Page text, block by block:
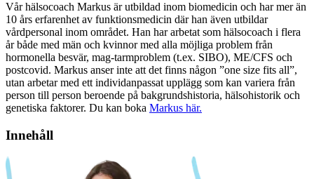
Vår hälsocoach Markus är utbildad inom biomedicin och har mer än
10 års erfarenhet av funktionsmedicin där han även utbildar
vårdpersonal inom området. Han har arbetat som hälsocoach i flera
år både med män och kvinnor med alla möjliga problem från
hormonella besvär, mag-tarmproblem (t.ex. SIBO), ME/CFS och
postcovid. Markus anser inte att det finns någon ”one size fits all”,
utan arbetar med ett individanpassat upplägg som kan variera från
person till person beroende på bakgrundshistoria, hälsohistorik och
genetiska faktorer. Du kan boka Markus här.
Innehåll